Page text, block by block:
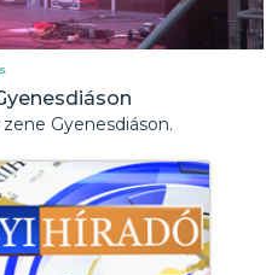
Gyenesdiáson.